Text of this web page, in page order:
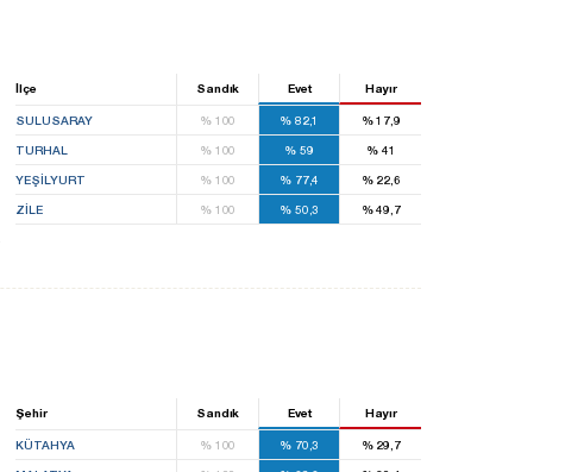
İlçe Sandık Evet Hayır
SULUSARAY %100 %82,1 %17,9
TURHAL %100 % 59 %41
YEŞILYURT %100 %77,4 %22,6
ZILE %100 %50,3 %49,7
Şehir Sandık Evet Hayır
KÜTAHYA %100 %70,3 %29,7